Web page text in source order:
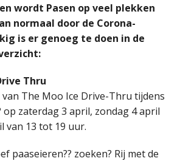
wordt Pasen op veel plekken
normaal door de Corona-
is er genoeg te doen in de
Thru
van The Moo Ice Drive-Thru tijdens
op zaterdag 3 april, zondag 4 april
van 13 tot 19 uur.
paaseieren?? zoeken? Rij met de